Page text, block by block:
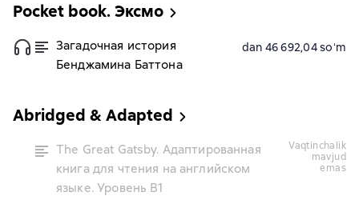
Pocket book. Эксмо
Загадочная история
Бенджамина Баттона
dan 46 692,04 soʻm
Abridged & Adapted
The Great Gatsby. Адаптированная
книга для чтения на английском
языке. Уровень B1
vaqtinchalik
mavjud
emas